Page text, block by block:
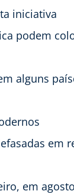
iniciativa
podem
alguns
em
em